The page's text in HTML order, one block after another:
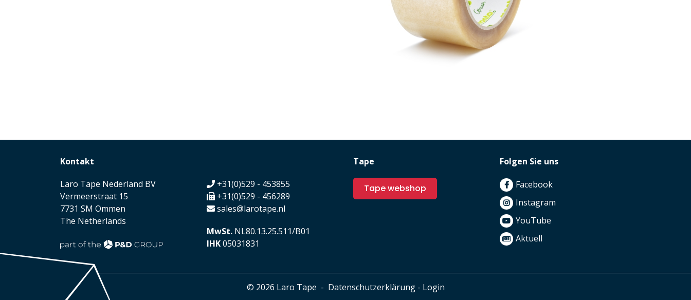
Kontakt
Laro Tape Nederland BV
Vermeerstraat 15
7731 SM Ommen
The Netherlands
+31(0)529 - 453855
+31(0)529 - 456289
sales@larotape.nl
MwSt. NL80.13.25.511/B01
IHK05031831
Tape
Tape webshop
Folgen Sie uns
Facebook
Instagram
YouTube
Aktuell
© 2026 Laro Tape - Datenschutzerklärung- Login